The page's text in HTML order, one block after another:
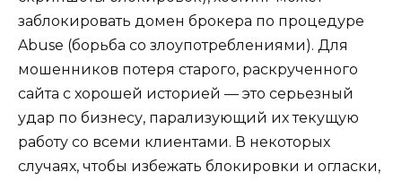
заблокировать домен брокера по процедуре
Abuse (борьба со злоупотреблениями). Для
мошенников потеря старого, раскрученного
сайта с хорошей историей — это серьезный
удар по бизнесу, парализующий их текущую
работу со всеми клиентами. В некоторых
случаях, чтобы избежать блокировки и огласки,